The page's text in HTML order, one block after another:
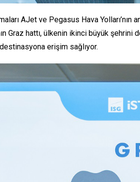
AJet ve Pegasus Hava Yolları’nın
Graz hattı, ülkenin ikinci büyük
erişim sağlıyor.